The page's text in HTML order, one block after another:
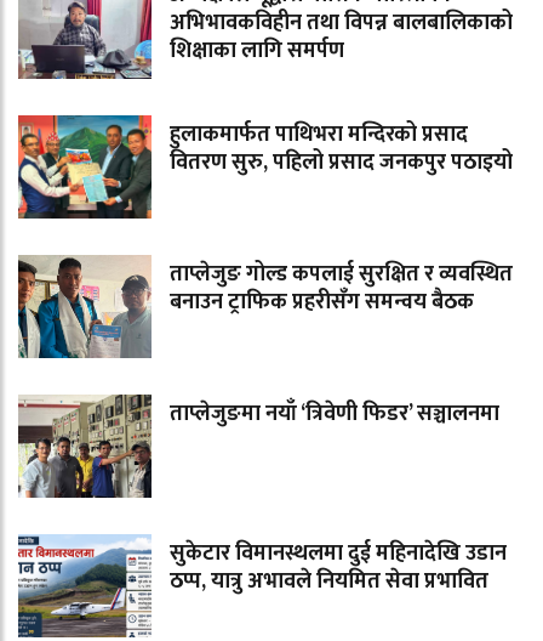
अभिभावकविहीन तथा विपन्न बालबालिकाको
शिक्षाका लागि समर्पण
हुलाकमार्फत पाथिभरा मन्दिरको प्रसाद
वितरण सुरु, पहिलो प्रसाद जनकपुर पठाइयो
ताप्लेजुङ गोल्ड कपलाई सुरक्षित र व्यवस्थित
बनाउन ट्राफिक प्रहरीसँग समन्वय बैठक
ताप्लेजुङमा नयाँ ‘त्रिवेणी फिडर’ सञ्चालनमा
सुकेटार विमानस्थलमा दुई महिनादेखि उडान
ठप्प, यात्रु अभावले नियमित सेवा प्रभावित